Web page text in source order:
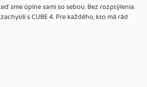
sme úplne sami so sebou. Bez rozptýlenia.
s CUBE 4. Pre každého, kto má rád